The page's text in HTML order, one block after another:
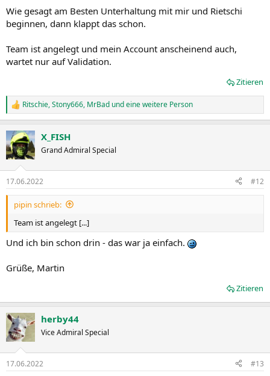
Wie gesagt am Besten Unterhaltung mit mir und Rietschi
beginnen, dann klappt das schon.
Team ist angelegt und mein Account anscheinend auch,
wartet nur auf Validation.
Zitieren
R
e
k
t
i
e
n
Ritschie,Stony666, MrBad und eine weitere Person
X_FISH
Grand Admiral Special
17.06.2022 #12
pipin schrieb:
Team ist angelegt [...]
Und ich bin schon drin - das war ja einfach.
Grüße, Martin
Zitieren
herby44
Vice Admiral Special
17.06.2022 #13